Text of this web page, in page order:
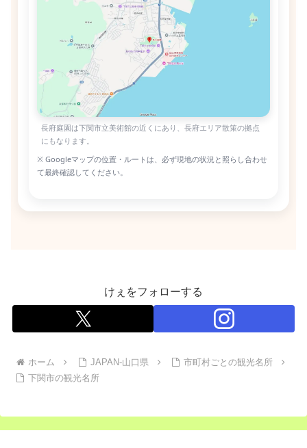
長府庭園は下関市立美術館の近くにあり、長府エリア散策の拠点
にもなります。
※ Googleマップの位置・ルートは、必ず現地の状況と照らし合わせ
て最終確認してください。
けぇをフォローする
ホーム JAPAN-山口県
市町村ごとの観光名所
下関市の観光名所